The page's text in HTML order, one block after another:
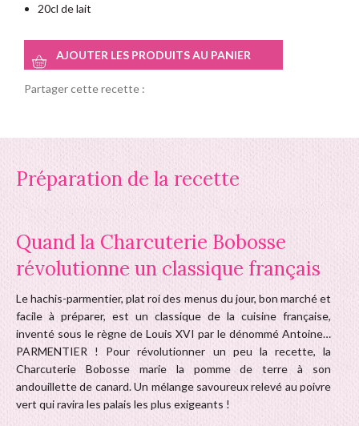
20cl de lait
AJOUTER LES PRODUITS AU PANIER
Partager cette recette :
Préparation de la recette
Quand la Charcuterie Bobosse
révolutionne un classique français
Le hachis-parmentier, plat roi des menus du jour, bon marché et
facile à préparer, est un classique de la cuisine française,
inventé sous le règne de Louis XVI par le dénommé Antoine…
PARMENTIER ! Pour révolutionner un peu la recette, la
Charcuterie Bobosse marie la pomme de terre à son
andouillette de canard. Un mélange savoureux relevé au poivre
vert qui ravira les palais les plus exigeants !